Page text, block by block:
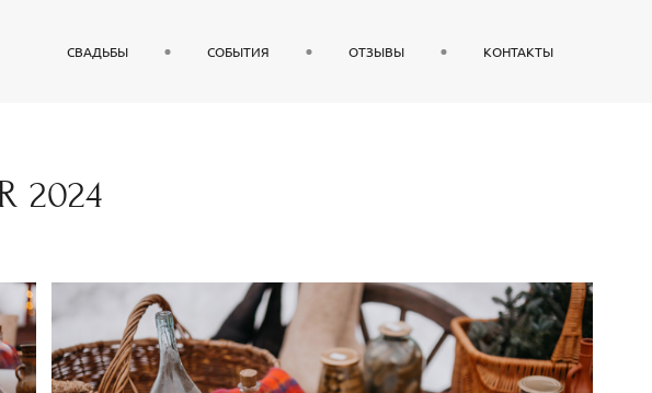
СВАДЬБЫ СОБЫТИЯ ОТЗЫВЫ КОНТАКТЫ
2024